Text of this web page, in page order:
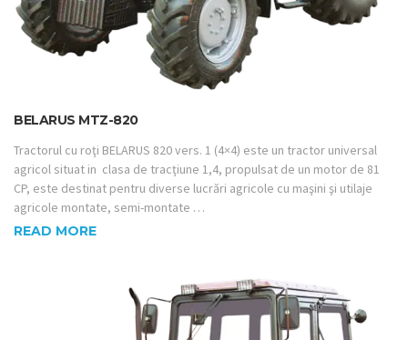
BELARUS MTZ-820
Tractorul cu roţi BELARUS 820 vers. 1 (4×4) este un tractor universal
agricol situat in clasa de tracţiune 1,4, propulsat de un motor de 81
CP, este destinat pentru diverse lucrări agricole cu maşini şi utilaje
agricole montate, semi-montate …
READ MORE